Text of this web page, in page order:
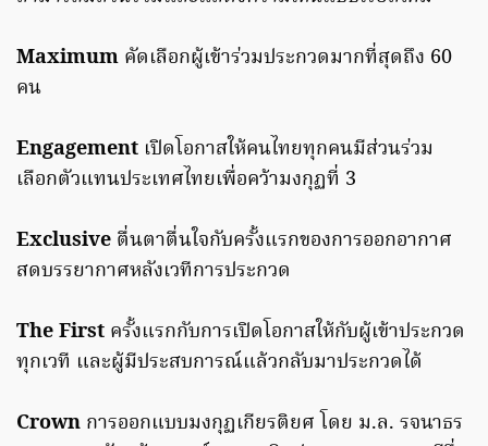
Maximum คัดเลือกผู้เข้าร่วมประกวดมากที่สุดถึง 60
คน
Engagement เปิดโอกาสให้คนไทยทุกคนมีส่วนร่วม
เลือกตัวแทนประเทศไทยเพื่อคว้ามงกุฏที่ 3
Exclusive ตื่นตาตื่นใจกับครั้งแรกของการออกอากาศ
สดบรรยากาศหลังเวทีการประกวด
The First ครั้งแรกกับการเปิดโอกาสให้กับผู้เข้าประกวด
ทุกเวที และผู้มีประสบการณ์แล้วกลับมาประกวดได้
Crown การออกแบบมงกุฏเกียรติยศ โดย ม.ล. รจนาธร